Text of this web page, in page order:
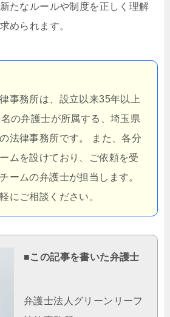
たなルールや制度を正しく理解
められます。
事務所は、設立以来35年以上
の弁護士が所属する、埼玉県
法律事務所です。 また、各分
ムを設けており、ご依頼を受
ームの弁護士が担当します。
にご相談ください。
■この記事を書いた弁護士
弁護士法人グリーンリーフ